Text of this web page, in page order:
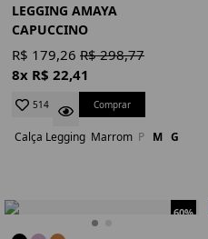
LEGGING AMAYA
CAPUCCINO
R$ 179,26 R$ 298,77
8x R$ 22,41
514 Comprar
Calça Legging Marrom P M G
60%